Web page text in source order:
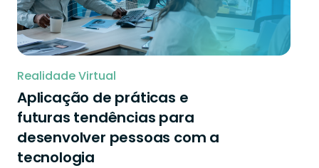
Realidade Virtual
Aplicação de práticas e
futuras tendências para
desenvolver pessoas com a
tecnologia